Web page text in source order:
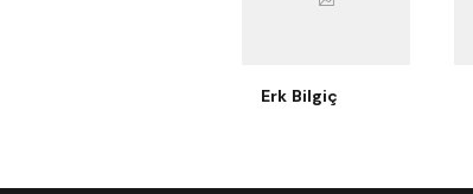
Erk Bilgiç